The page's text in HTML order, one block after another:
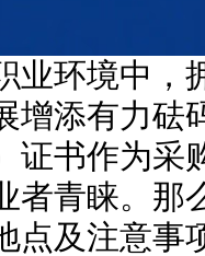
业环境中，
增添有力砝
证书作为采
者青睐。那
点及注意事